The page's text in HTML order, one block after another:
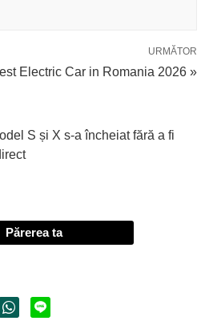
URMĂTOR
Electric Car in Romania 2026 »
S și X s-a încheiat fără a fi
Părerea ta